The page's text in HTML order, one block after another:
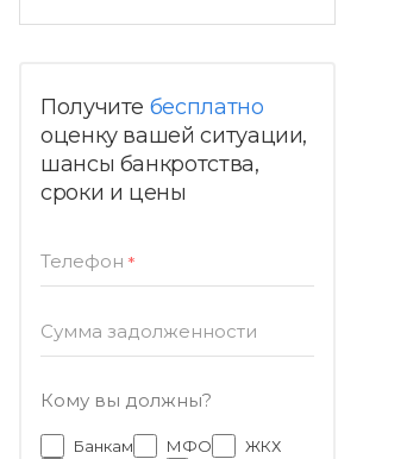
Получите бесплатно
оценку вашей ситуации,
шансы банкротства,
сроки и цены
Телефон *
Сумма задолженности
Кому вы должны?
Банкам МФО
ЖКХ